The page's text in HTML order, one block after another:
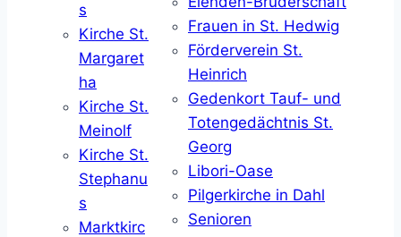
s
Kirche St.
Margaret
ha
Kirche St.
Meinolf
Kirche St.
Stephanu
s
Marktkirc
Frauen in St. Hedwig
Förderverein St.
Heinrich
Gedenkort Tauf- und
Totengedächtnis St.
Georg
Libori-Oase
Pilgerkirche in Dahl
Senioren